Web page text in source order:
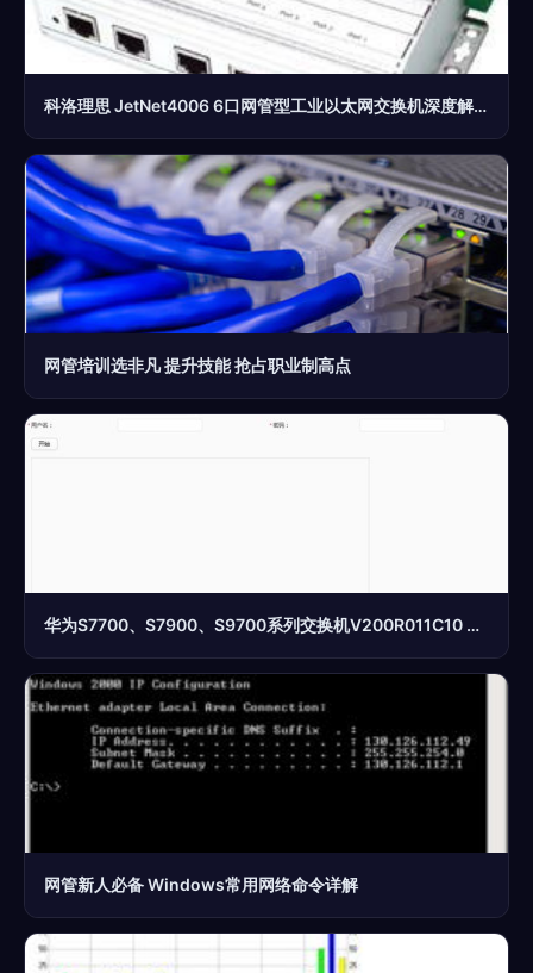
科洛理思 JetNet4006 6口网管型工业以太网交换机深度解析
网管培训选非凡 提升技能 抢占职业制高点
华为S7700、S7900、S9700系列交换机V200R011C10 Web网管配置指南详解
网管新人必备 Windows常用网络命令详解